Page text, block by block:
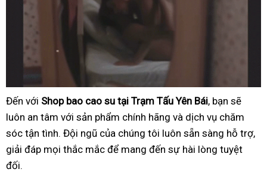
Đến với Shop bao cao su tại Trạm Tấu Yên Bái, bạn sẽ
luôn an tâm với sản phẩm chính hãng và dịch vụ chăm
sóc tận tình. Đội ngũ của chúng tôi luôn sẵn sàng hỗ trợ,
giải đáp mọi thắc mắc để mang đến sự hài lòng tuyệt
đối.